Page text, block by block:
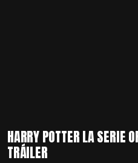
HARRY POTTER LA SERIE
TRÁILER